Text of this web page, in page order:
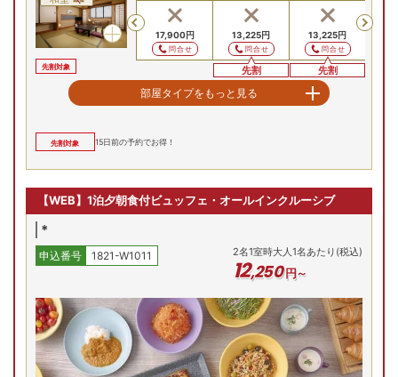
先割対象
Previous
17,900円
問合せ
13,225円
問合せ
先割
13,225円
問合せ
先割
クラシックツイン（和洋室）
和洋室
先割対象
18,112円 13,437円
先割
13,437円
先割
部屋タイプをもっと見る
先割対象 15日前の予約でお得！
【WEB】1泊夕朝食付ビュッフェ・オールインクルーシブ
*
申込番号 1821-W1011 2名1室時大人1名あたり(税込)
12,250円～